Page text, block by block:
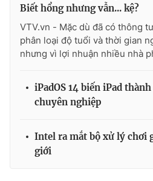
Biết hổng nhưng vẫn... kệ?
VTV.vn - Mặc dù đã có thông
phân loại độ tuổi và thời gian
nhưng vì lợi nhuận nhiều nhà
iPadOS 14 biến iPad
chuyên nghiệp
Intel ra mắt bộ xử lý chơi
giới